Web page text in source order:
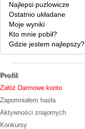
Najlepsi puzlowicze
Ostatnio układane
Moje wyniki
Kto mnie pobił?
Gdzie jestem najlepszy?
Profil
Załóż Darmowe konto
Zapomniałem hasła
Aktywności znajomych
Konkursy